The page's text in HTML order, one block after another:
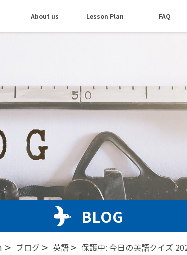
About us Lesson Plan FAQ
BLOG
> ブログ > 英語> 保護中: 今日の英語クイズ